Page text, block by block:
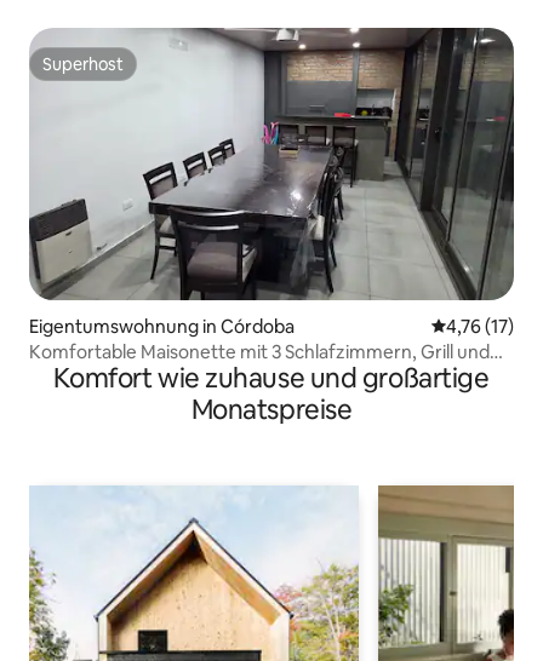
Superhost
Superhost
Eigentumswohnung in Córdoba
4,76 (17)
Komfortable Maisonette mit 3 Schlafzimmern, Grill und
Garage
Komfort wie zuhause und großartige
Monatspreise